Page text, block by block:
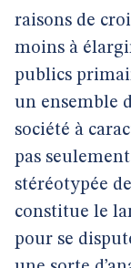
raisons de
moins à
publics
un ensemble
société à
pas
stéréotypée
constitue le
pour se